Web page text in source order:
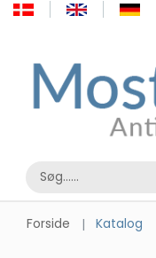
Forside Katalog